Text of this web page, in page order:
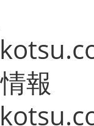
報